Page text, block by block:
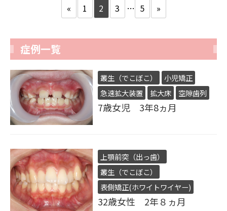
« 1 2 3 … 5 »
症例一覧
叢生（でこぼこ）
小児矯正
急速拡大装置
拡大床 空隙歯列
7歳女児 3年8ヵ月
上顎前突（出っ歯）
叢生（でこぼこ）
表側矯正(ホワイトワイヤー)
32歳女性 2年８ヵ月